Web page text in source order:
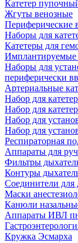
Катетер
Жгуты венозные
Периферические
Наборы для
Катетеры для
Имплантируемые
Наборы для
периферически
Артериальные
Набор для
Набор для
Набор для
Набор для
Респираторная
Аппараты для
Фильтры
Контуры
Соединители для
Маски
Канюли
Аппараты ИВЛ
Кружка Эсмарха